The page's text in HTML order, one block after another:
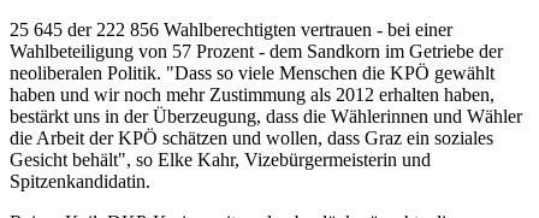
25 645 der 222 856 Wahlberechtigten vertrauen - bei einer
Wahlbeteiligung von 57 Prozent - dem Sandkorn im Getriebe der
neoliberalen Politik. "Dass so viele Menschen die KPÖ gewählt
haben und wir noch mehr Zustimmung als 2012 erhalten haben,
bestärkt uns in der Überzeugung, dass die Wählerinnen und Wähler
die Arbeit der KPÖ schätzen und wollen, dass Graz ein soziales
Gesicht behält", so Elke Kahr, Vizebürgermeisterin und
Spitzenkandidatin.